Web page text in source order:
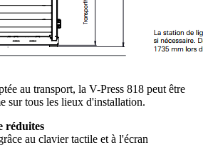
au transport, la V-Press 818 peut être
sur tous les lieux d'installation.
réduites
au clavier tactile et à l'écran